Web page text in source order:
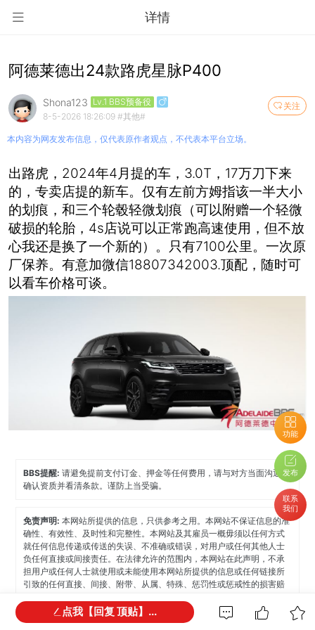
详情
功能
发布
联系
我们
阿德莱德出24款路虎星脉P400
关注
Shona123 Lv.1 BBS预备役
8-5-2026 18:26:09 #其他#
本内容为网友发布信息，仅代表原作者观点，不代表本平台立场。
出路虎，2024年4月提的车，3.0T，17万刀下来
的，专卖店提的新车。仅有左前方姆指该一半大小
的划痕，和三个轮毂轻微划痕（可以附赠一个轻微
破损的轮胎，4s店说可以正常跑高速使用，但不放
心我还是换了一个新的）。只有7100公里。一次原
厂保养。有意加微信18807342003.顶配，随时可
以看车价格可谈。
BBS提醒:请避免提前支付订金、押金等任何费用，请与对方当面沟通，
确认资质并看清条款。谨防上当受骗。
免责声明:本网站所提供的信息，只供参考之用。本网站不保证信息的准
确性、有效性、及时性和完整性。本网站及其雇员一概毋须以任何方式
就任何信息传递或传送的失误、不准确或错误，对用户或任何其他人士
负任何直接或间接责任。在法律允许的范围内，本网站在此声明，不承
担用户或任何人士就使用或未能使用本网站所提供的信息或任何链接所
引致的任何直接、间接、附带、从属、特殊、惩罚性或惩戒性的损害赔
点我【回复 顶贴】...